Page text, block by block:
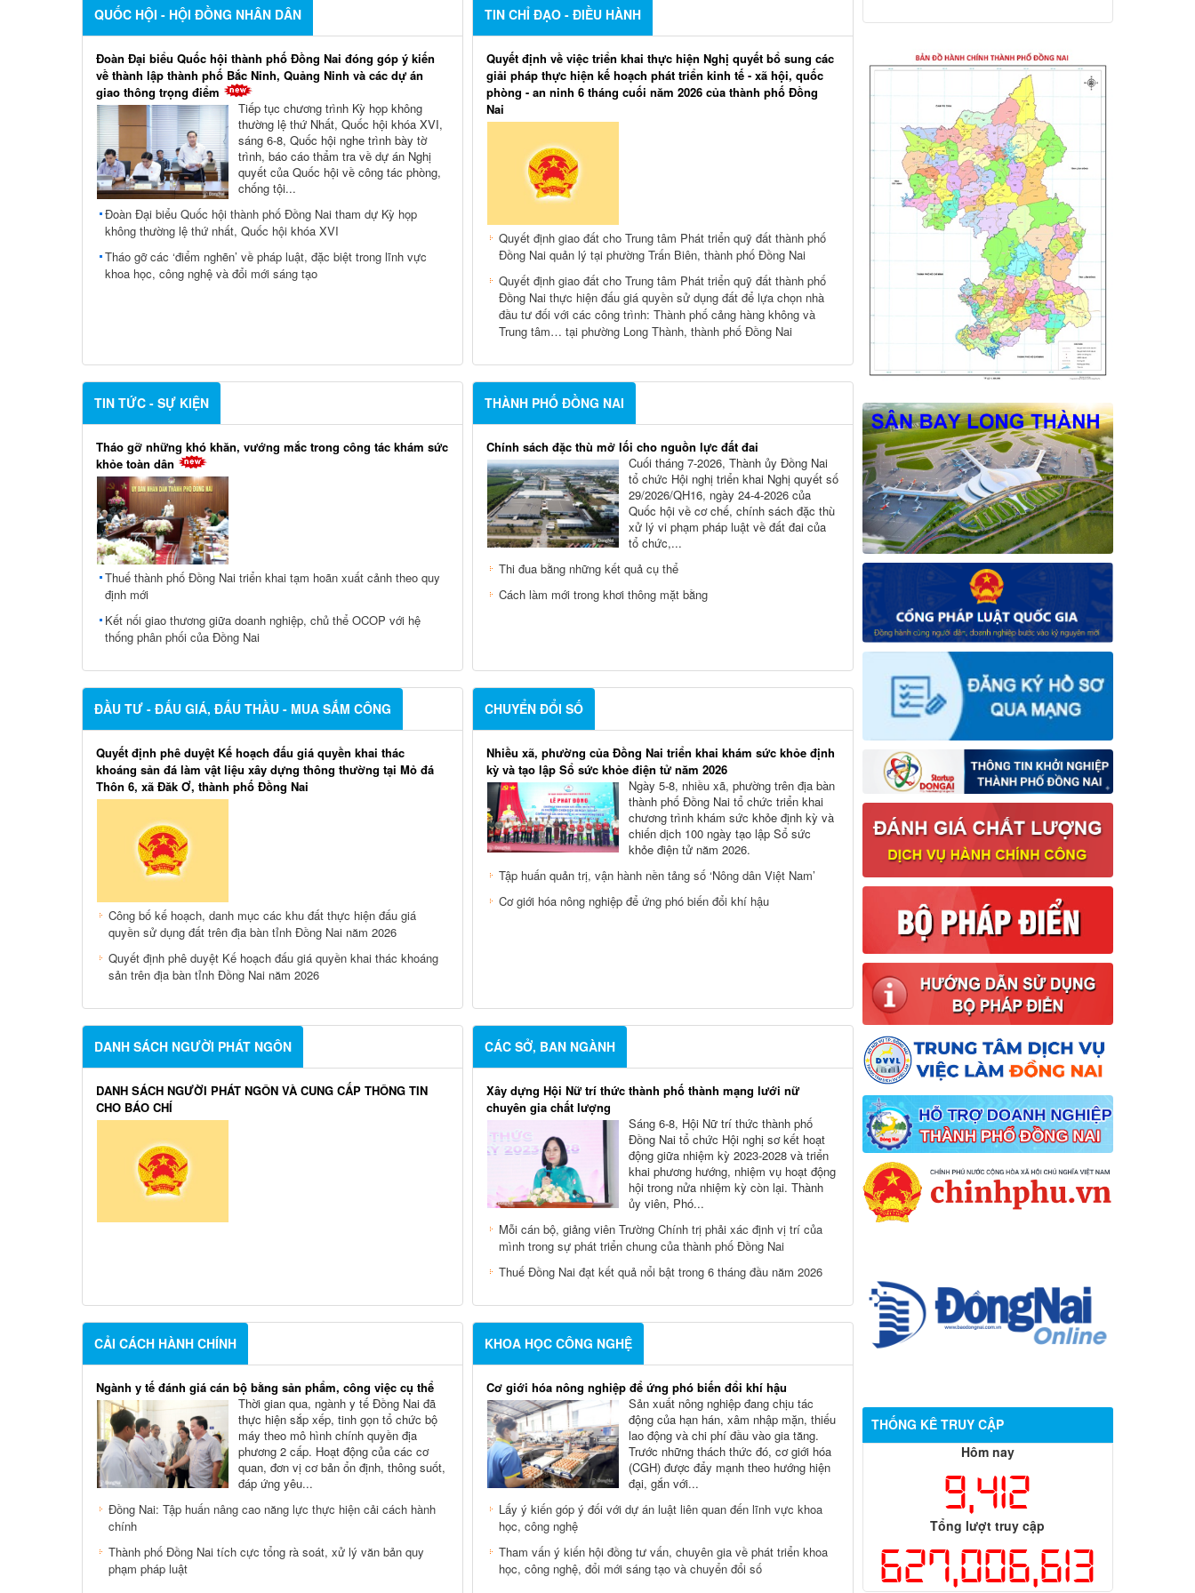
QUỐC HỘI - HỘI ĐỒNG NHÂN DÂN
Đoàn Đại biểu Quốc hội thành phố Đồng Nai đóng góp ý kiến
về thành lập thành phố Bắc Ninh, Quảng Ninh và các dự án
giao thông trọng điểm
Tiếp tục chương trình Kỳ họp không
thường lệ thứ Nhất, Quốc hội khóa XVI,
sáng 6-8, Quốc hội nghe trình bày tờ
trình, báo cáo thẩm tra về dự án Nghị
quyết của Quốc hội về công tác phòng,
chống tội...
Đoàn Đại biểu Quốc hội thành phố Đồng Nai tham dự Kỳ họp
không thường lệ thứ nhất, Quốc hội khóa XVI
Tháo gỡ các ‘điểm nghẽn’ về pháp luật, đặc biệt trong lĩnh vực
khoa học, công nghệ và đổi mới sáng tạo
TIN CHỈ ĐẠO - ĐIỀU HÀNH
Quyết định về việc triển khai thực hiện Nghị quyết bổ sung các
giải pháp thực hiện kế hoạch phát triển kinh tế - xã hội, quốc
phòng - an ninh 6 tháng cuối năm 2026 của thành phố Đồng
Nai
Quyết định giao đất cho Trung tâm Phát triển quỹ đất thành phố
Đồng Nai quản lý tại phường Trấn Biên, thành phố Đồng Nai
Quyết định giao đất cho Trung tâm Phát triển quỹ đất thành phố
Đồng Nai thực hiện đấu giá quyền sử dụng đất để lựa chọn nhà
đầu tư đối với các công trình: Thành phố cảng hàng không và
Trung tâm… tại phường Long Thành, thành phố Đồng Nai
TIN TỨC - SỰ KIỆN
Tháo gỡ những khó khăn, vướng mắc trong công tác khám sức
khỏe toàn dân
Thuế thành phố Đồng Nai triển khai tạm hoãn xuất cảnh theo quy
định mới
Kết nối giao thương giữa doanh nghiệp, chủ thể OCOP với hệ
thống phân phối của Đồng Nai
THÀNH PHỐ ĐỒNG NAI
Chính sách đặc thù mở lối cho nguồn lực đất đai
Cuối tháng 7-2026, Thành ủy Ðồng Nai
tổ chức Hội nghị triển khai Nghị quyết số
29/2026/QH16, ngày 24-4-2026 của
Quốc hội về cơ chế, chính sách đặc thù
xử lý vi phạm pháp luật về đất đai của
tổ chức,...
Thi đua bằng những kết quả cụ thể
Cách làm mới trong khơi thông mặt bằng
ĐẦU TƯ - ĐẤU GIÁ, ĐẤU THẦU - MUA SẮM CÔNG
Quyết định phê duyệt Kế hoạch đấu giá quyền khai thác
khoáng sản đá làm vật liệu xây dựng thông thường tại Mỏ đá
Thôn 6, xã Đăk Ơ, thành phố Đồng Nai
Công bố kế hoạch, danh mục các khu đất thực hiện đấu giá
quyền sử dụng đất trên địa bàn tỉnh Đồng Nai năm 2026
Quyết định phê duyệt Kế hoạch đấu giá quyền khai thác khoáng
sản trên địa bàn tỉnh Đồng Nai năm 2026
CHUYỂN ĐỔI SỐ
Nhiều xã, phường của Đồng Nai triển khai khám sức khỏe định
kỳ và tạo lập Sổ sức khỏe điện tử năm 2026
Ngày 5-8, nhiều xã, phường trên địa bàn
thành phố Đồng Nai tổ chức triển khai
chương trình khám sức khỏe định kỳ và
chiến dịch 100 ngày tạo lập Sổ sức
khỏe điện tử năm 2026.
Tập huấn quản trị, vận hành nền tảng số ‘Nông dân Việt Nam’
Cơ giới hóa nông nghiệp để ứng phó biến đổi khí hậu
DANH SÁCH NGƯỜI PHÁT NGÔN
DANH SÁCH NGƯỜI PHÁT NGÔN VÀ CUNG CẤP THÔNG TIN
CHO BÁO CHÍ
CÁC SỞ, BAN NGÀNH
Xây dựng Hội Nữ trí thức thành phố thành mạng lưới nữ
chuyên gia chất lượng
Sáng 6-8, Hội Nữ trí thức thành phố
Đồng Nai tổ chức Hội nghị sơ kết hoạt
động giữa nhiệm kỳ 2023-2028 và triển
khai phương hướng, nhiệm vụ hoạt động
hội trong nửa nhiệm kỳ còn lại. Thành
ủy viên, Phó...
Mỗi cán bộ, giảng viên Trường Chính trị phải xác định vị trí của
mình trong sự phát triển chung của thành phố Đồng Nai
Thuế Đồng Nai đạt kết quả nổi bật trong 6 tháng đầu năm 2026
CẢI CÁCH HÀNH CHÍNH
Ngành y tế đánh giá cán bộ bằng sản phẩm, công việc cụ thể
Thời gian qua, ngành y tế Đồng Nai đã
thực hiện sắp xếp, tinh gọn tổ chức bộ
máy theo mô hình chính quyền địa
phương 2 cấp. Hoạt động của các cơ
quan, đơn vị cơ bản ổn định, thông suốt,
đáp ứng yêu...
Đồng Nai: Tập huấn nâng cao năng lực thực hiện cải cách hành
chính
Thành phố Đồng Nai tích cực tổng rà soát, xử lý văn bản quy
phạm pháp luật
KHOA HỌC CÔNG NGHỆ
Cơ giới hóa nông nghiệp để ứng phó biến đổi khí hậu
Sản xuất nông nghiệp đang chịu tác
động của hạn hán, xâm nhập mặn, thiếu
lao động và chi phí đầu vào gia tăng.
Trước những thách thức đó, cơ giới hóa
(CGH) được đẩy mạnh theo hướng hiện
đại, gắn với...
Lấy ý kiến góp ý đối với dự án luật liên quan đến lĩnh vực khoa
học, công nghệ
Tham vấn ý kiến hội đồng tư vấn, chuyên gia về phát triển khoa
học, công nghệ, đổi mới sáng tạo và chuyển đổi số
thành phố Đồng Nai
Hỗ trợ đăng tải thông tin hợp nhất,
thay đổi địa chỉ trụ sở làm việc
Công khai thông tin vi phạm pháp luật
trong lĩnh vực đất đai, tại phường Hố Nai
THỐNG KÊ TRUY CẬP
Hôm nay
9,412
Tổng lượt truy cập
627,006,613